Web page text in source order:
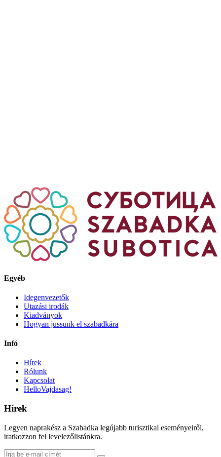
Egyéb
Idegenvezetők
Utazási irodák
Kiadványok
Hogyan jussunk el szabadkára
Infó
Hírek
Rólunk
Kapcsolat
HelloVajdasag!
Hírek
Legyen naprakész a Szabadka legújabb turisztikai eseményeiről,
iratkozzon fel levelezőlistánkra.